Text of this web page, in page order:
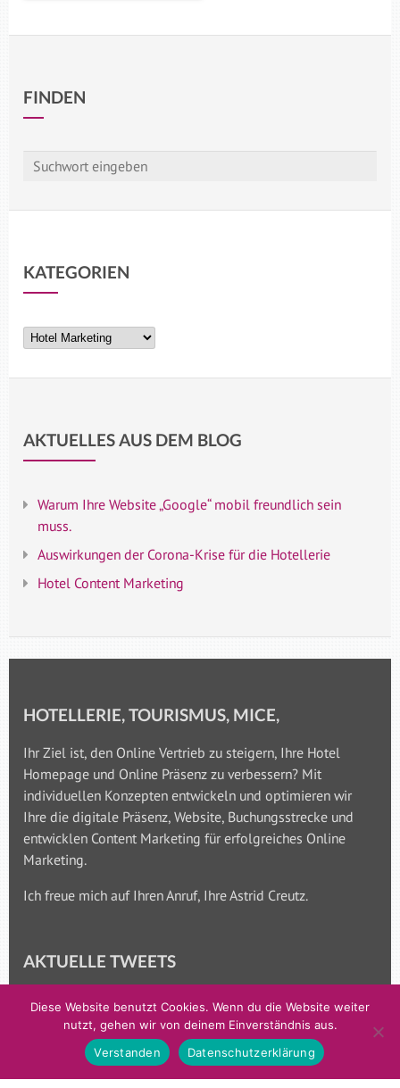
FINDEN
KATEGORIEN
Kategorien
AKTUELLES AUS DEM BLOG
Warum Ihre Website „Google“ mobil freundlich sein
muss.
Auswirkungen der Corona-Krise für die Hotellerie
Hotel Content Marketing
HOTELLERIE, TOURISMUS, MICE,
Ihr Ziel ist, den Online Vertrieb zu steigern, Ihre Hotel
Homepage und Online Präsenz zu verbessern? Mit
individuellen Konzepten entwickeln und optimieren wir
Ihre die digitale Präsenz, Website, Buchungsstrecke und
entwicklen Content Marketing für erfolgreiches Online
Marketing.
Ich freue mich auf Ihren Anruf, Ihre Astrid Creutz.
AKTUELLE TWEETS
An error has occured.
KONTAKT FÜR DIE DIGITALE STRATEGIE
Diese Website benutzt Cookies. Wenn du die Website weiter
nutzt, gehen wir von deinem Einverständnis aus.
Verstanden
Datenschutzerklärung